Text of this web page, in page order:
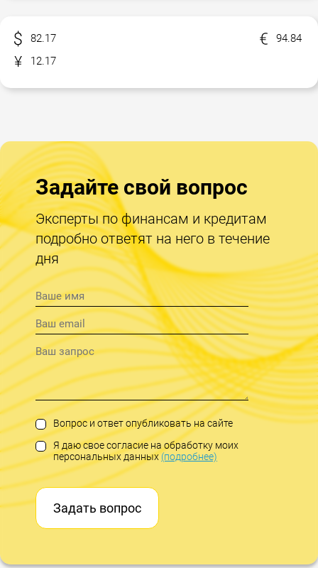
82.17
94.84
12.17
Задайте свой вопрос
Эксперты по финансам и кредитам
подробно ответят на него в течение
дня
Вопрос и ответ опубликовать на сайте
Я даю свое согласие на обработку моих
персональных данных(подробнее)
Задать вопрос